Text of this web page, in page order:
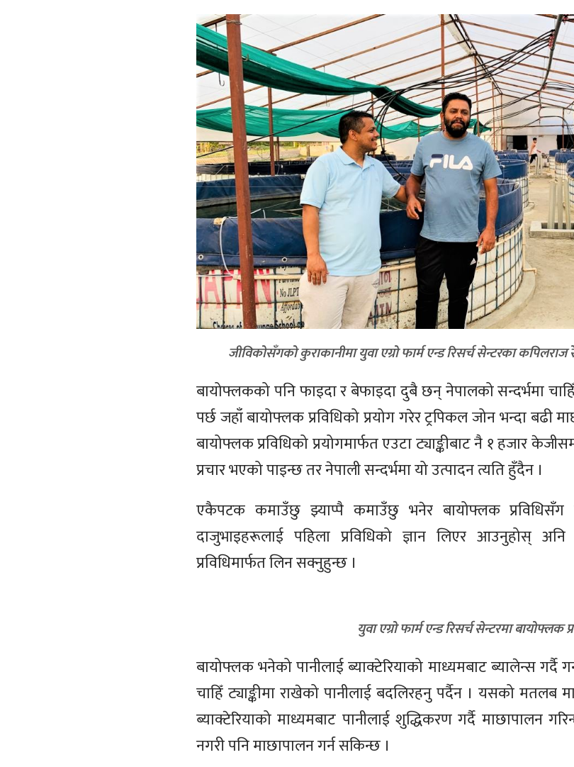
जीविकोसँगको कुराकानीमा युवा एग्रो फार्म एन्ड रिसर्च सेन्टरका कपिलराज
बायोफ्लकको पनि फाइदा र बेफाइदा दुबै छन् नेपालको सन्दर्भमा
पर्छ जहाँ बायोफ्लक प्रविधिको प्रयोग गरेर ट्रपिकल जोन भन्दा बढी
बायोफ्लक प्रविधिको प्रयोगमार्फत एउटा ट्याङ्कीबाट नै १ हजार
प्रचार भएको पाइन्छ तर नेपाली सन्दर्भमा यो उत्पादन त्यति हुँदैन ।
एकैपटक कमाउँछु झ्याप्पै कमाउँछु भनेर बायोफ्लक प्रविधिसँग
दाजुभाइहरूलाई पहिला प्रविधिको ज्ञान लिएर आउनुहोस्
प्रविधिमार्फत लिन सक्नुहुन्छ ।
युवा एग्रो फार्म एन्ड रिसर्च सेन्टरमा बायोफ्लक
बायोफ्लक भनेको पानीलाई ब्याक्टेरियाको माध्यमबाट ब्यालेन्स गर्दै
चाहिँ ट्याङ्कीमा राखेको पानीलाई बदलिरहनु पर्दैन । यसको मतलब
ब्याक्टेरियाको माध्यमबाट पानीलाई शुद्धिकरण गर्दै माछापालन
नगरी पनि माछापालन गर्न सकिन्छ ।